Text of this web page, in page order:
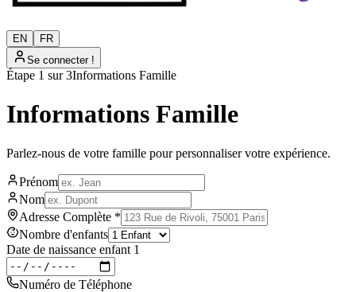
EN
FR
Se connecter !
Étape 1 sur3Informations Famille
Informations Famille
Parlez-nous de votre famille pour personnaliser votre expérience.
Prénom
Nom
Adresse Complète *
Nombre d'enfants
Date de naissance enfant 1
Numéro de Téléphone